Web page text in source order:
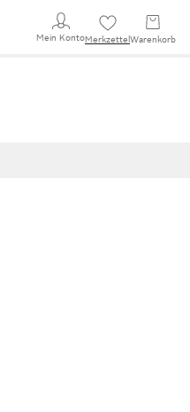
Mein KontoMerkzettel Warenkorb